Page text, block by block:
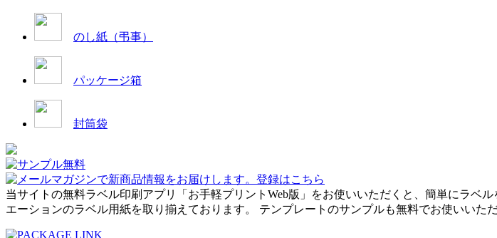
のし紙（弔事）
パッケージ箱
封筒袋
当サイトの無料ラベル印刷アプリ「お手軽プリントWeb版」をお使いいただくと、簡単にラベ
エーションのラベル用紙を取り揃えております。 テンプレートのサンプルも無料でお使いいた